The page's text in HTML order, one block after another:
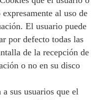
al uso de
El usuario puede
por defecto todas las
de la recepción de
o no en su disco
sus usuarios que el